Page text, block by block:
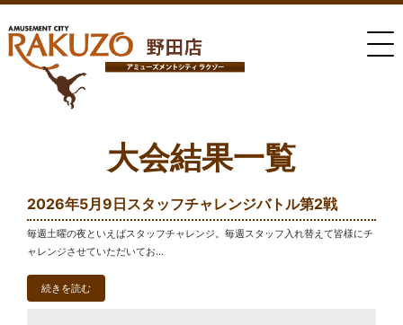
大会結果一覧
2026年5月9日スタッフチャレンジバトル第2戦
毎週土曜の夜といえばスタッフチャレンジ。毎週スタッフ入れ替えて皆様にチ
ャレンジさせていただいてお...
続きを読む